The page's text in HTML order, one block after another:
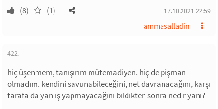
(8) (1) 17.10.2021 22:59
ammasalladin
422.
hiç üşenmem, tanışırım mütemadiyen. hiç de pişman
olmadım. kendini savunabileceğini, net davranacağını, karşı
tarafa da yanlış yapmayacağını bildikten sonra nedir yani?